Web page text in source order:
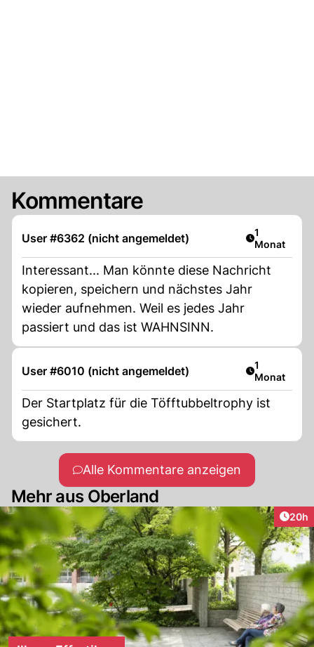
Kommentare
User #6362 (nicht angemeldet) Artikel
1
Monat
Interessant... Man könnte diese Nachricht
kopieren, speichern und nächstes Jahr
wieder aufnehmen. Weil es jedes Jahr
passiert und das ist WAHNSINN.
User #6010 (nicht angemeldet) Artikel
1
Monat
Der Startplatz für die Töfftubbeltrophy ist
gesichert.
Alle Kommentare anzeigen
Mehr aus Oberland
20h